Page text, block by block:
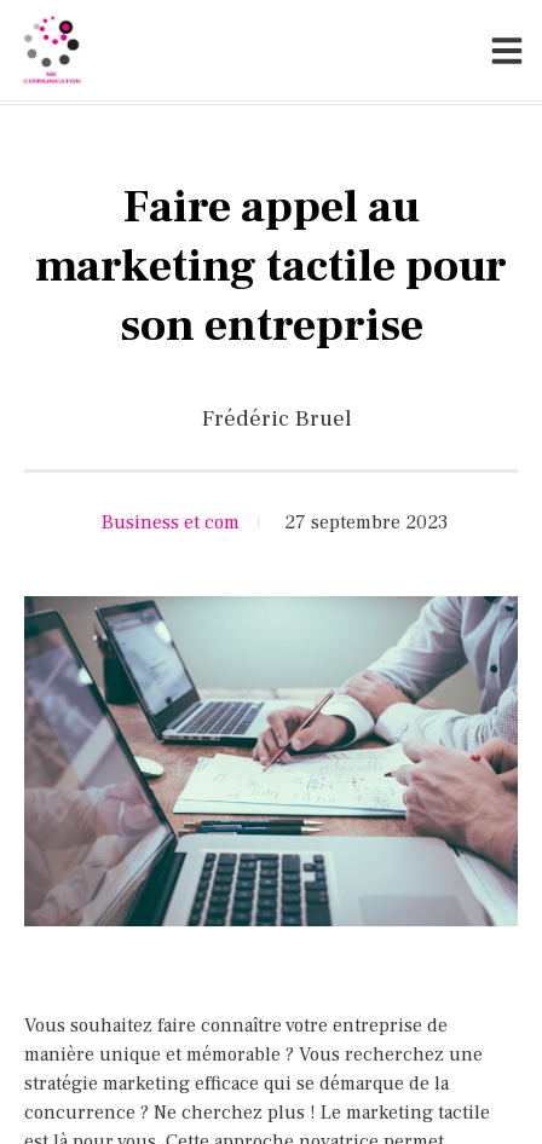
Faire appel au
marketing tactile pour
son entreprise
Frédéric Bruel
Business et com 27 septembre 2023
Vous souhaitez faire connaître votre entreprise de
manière unique et mémorable ? Vous recherchez une
stratégie marketing efficace qui se démarque de la
concurrence ? Ne cherchez plus ! Le marketing tactile